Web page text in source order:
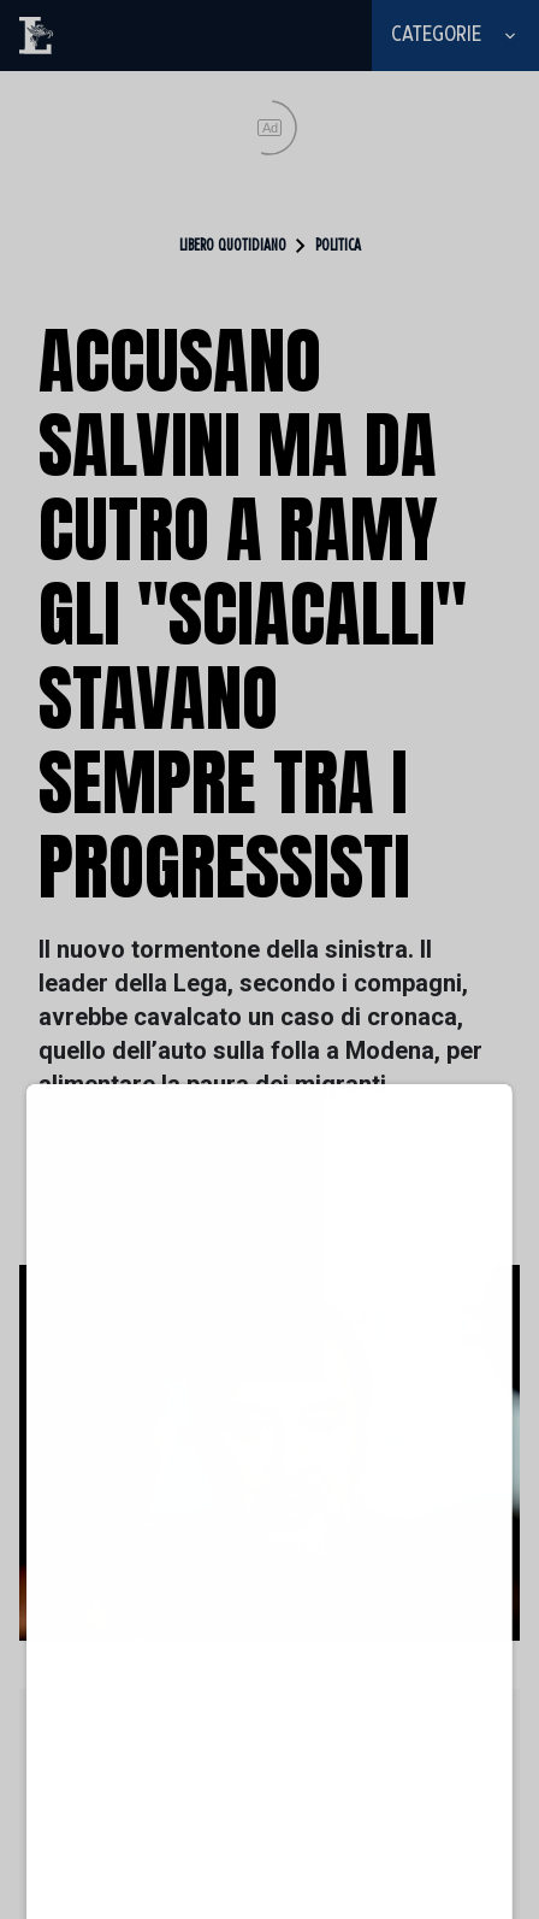
CATEGORIE
Ad
LIBERO QUOTIDIANO POLITICA
ACCUSANO
SALVINI MA DA
CUTRO A RAMY
GLI "SCIACALLI"
STAVANO
SEMPRE TRA I
PROGRESSISTI
Il nuovo tormentone della sinistra. Il
leader della Lega, secondo i compagni,
avrebbe cavalcato un caso di cronaca,
quello dell’auto sulla folla a Modena, per
alimentare la paura dei migranti